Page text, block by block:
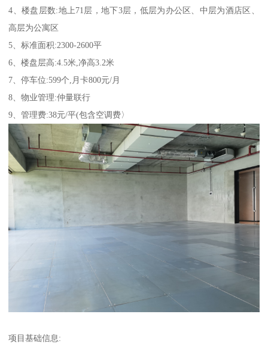
4、楼盘层数:地上71层，地下3层，低层为办公区、中层为酒店区、
高层为公寓区
5、标准面积:2300-2600平
6、楼盘层高:4.5米,净高3.2米
7、停车位:599个,月卡800元/月
8、物业管理:仲量联行
9、管理费:38元/平(包含空调费〉
项目基础信息: